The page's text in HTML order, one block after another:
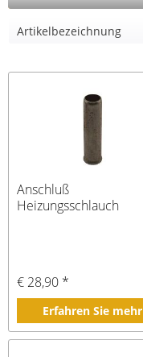
Anschluß
Heizungsschlauch
€ 28,90 *
Erfahren Sie mehr